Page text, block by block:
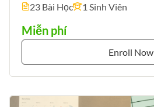
23 Bài Học
1 Sinh Viên
Miễn phí
Enroll Now